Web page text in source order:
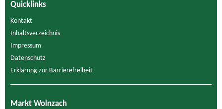
Quicklinks
Kontakt
Inhaltsverzeichnis
Impressum
Datenschutz
Erklärung zur Barrierefreiheit
Markt Wolnzach